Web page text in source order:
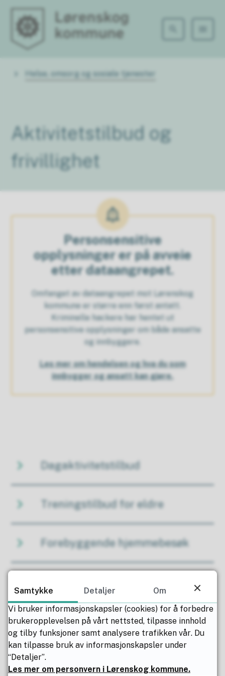
Lørenskog kommune
Du er her:
Helse, omsorg og sosiale tjenester
Aktivitetstilbud og
frivillighet
Personsensitive
opplysninger er på avveie
etter dataangrepet.
Omfanget av dataangrepet mot Lørenskog
kommune er større enn først antatt.
Kriminelle hackere har hentet ut
personsensitive opplysninger om både ansatte
og innbyggere.
Les mer om hendelsen og hva du som
innbygger og ansatt kan gjøre.
Dagaktivitetstilbud
Treningstilbud for eldre
Forebyggende hjemmebesøk
Frisklivssentralen
Avlastning og støtte
Samtykke Detaljer
Om
Vi bruker informasjonskapsler (cookies) for å forbedre
brukeropplevelsen på vårt nettsted, tilpasse innhold
og tilby funksjoner samt analysere trafikken vår. Du
kan tilpasse bruk av informasjonskapsler under
“Detaljer”.
Les mer om personvern i Lørenskog kommune.